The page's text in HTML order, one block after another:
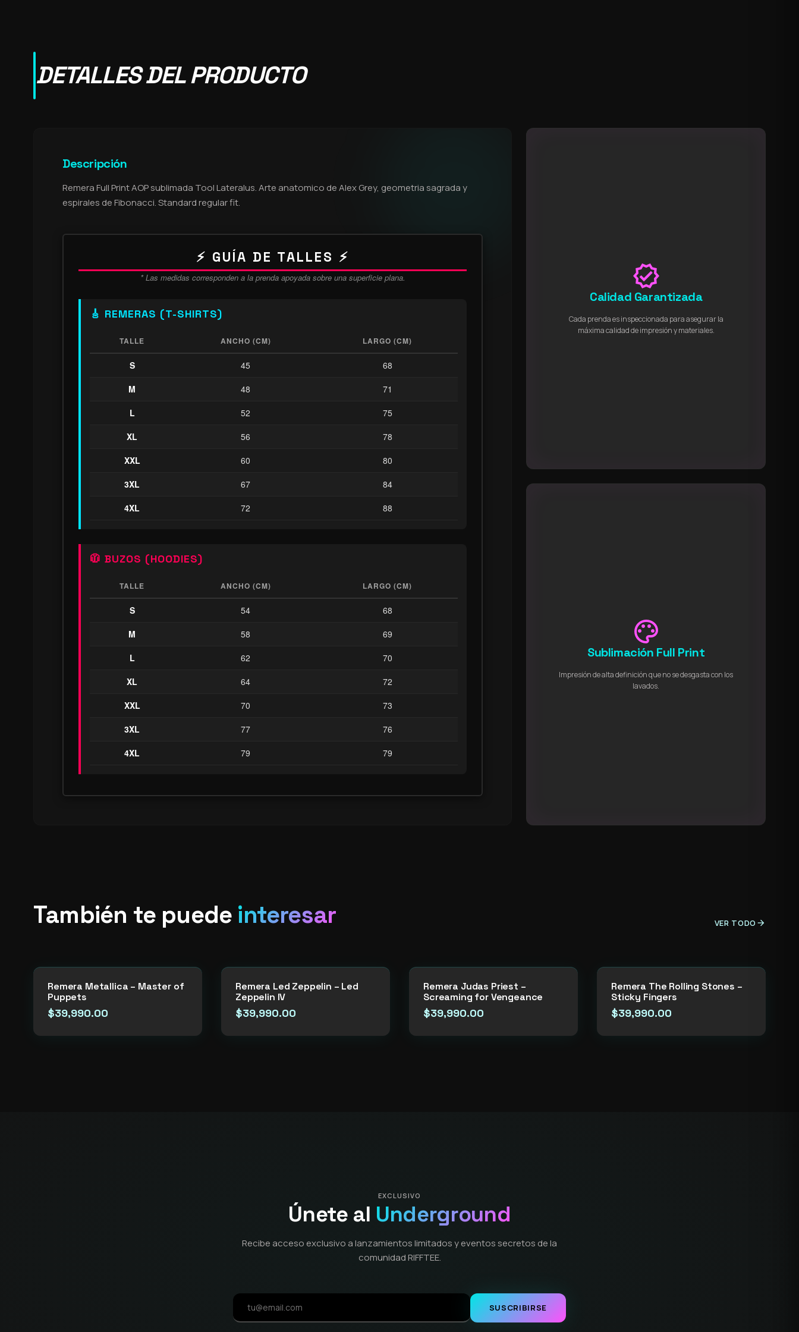
DETALLES DEL PRODUCTO
Descripción
Remera Full Print AOP sublimada Tool Lateralus. Arte anatomico de Alex Grey, geometria sagrada y
espirales de Fibonacci. Standard regular fit.
⚡ GUÍA DE TALLES ⚡
* Las medidas corresponden a la prenda apoyada sobre una superficie plana.
🎸 REMERAS (T-SHIRTS)
TALLE ANCHO (CM) LARGO (CM)
S 45
68
M
48
71
L
52
75
XL
56
78
XXL
60
80
3XL
67
84
4XL
72 88
🧥 BUZOS (HOODIES)
TALLE ANCHO (CM) LARGO (CM)
S 54
68
M
58
69
L
62
70
XL
64
72
XXL
70
73
3XL
77
76
4XL
79 79
verified
Calidad Garantizada
Cada prenda es inspeccionada para asegurar la
máxima calidad de impresión y materiales.
palette
Sublimación Full Print
Impresión de alta definición que no se desgasta con los
lavados.
También te puede interesar VER TODO arrow_forward
Remera Metallica – Master of
Puppets
$39,990.00
Remera Led Zeppelin – Led
Zeppelin IV
$39,990.00
Remera Judas Priest –
Screaming for Vengeance
$39,990.00
Remera The Rolling Stones –
Sticky Fingers
$39,990.00
EXCLUSIVO
Únete al Underground
Recibe acceso exclusivo a lanzamientos limitados y eventos secretos de la
comunidad RIFFTEE.
SUSCRIBIRSE